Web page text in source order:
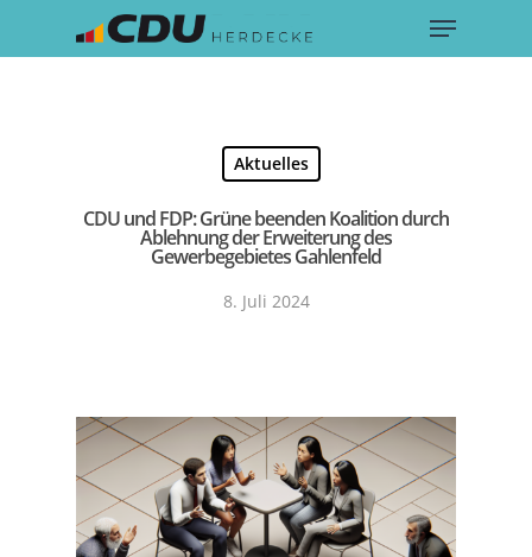
Menu
Aktuelles
CDU und FDP: Grüne beenden Koalition durch
Ablehnung der Erweiterung des
Gewerbegebietes Gahlenfeld
8. Juli 2024